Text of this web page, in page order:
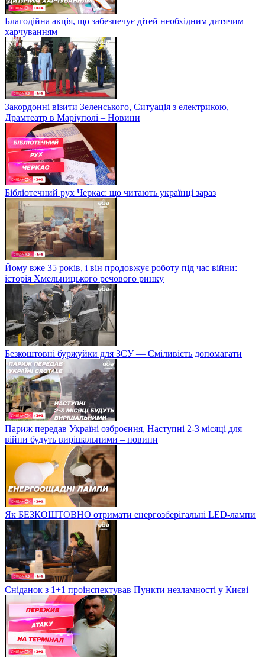
Благодійна акція, що забезпечує дітей необхідним дитячим
харчуванням
Закордонні візити Зеленського, Ситуація з електрикою,
Драмтеатр в Маріуполі – Новини
Бібліотечний рух Черкас: що читають українці зараз
Йому вже 35 років, і він продовжує роботу під час війни:
історія Хмельницького речового ринку
Безкоштовні буржуйки для ЗСУ — Сміливість допомагати
Париж передав Україні озброєння, Наступні 2-3 місяці для
війни будуть вирішальними – новини
Як БЕЗКОШТОВНО отримати енергозберігальні LED-лампи
Сніданок з 1+1 проінспектував Пункти незламності у Києві